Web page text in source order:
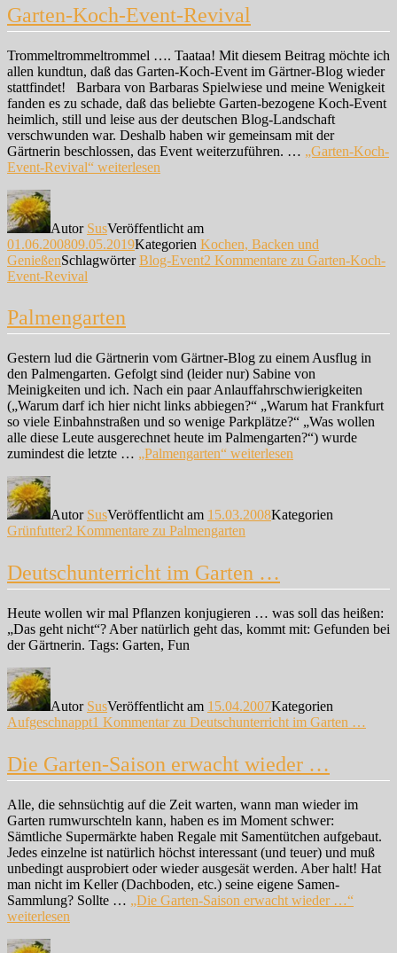
Garten-Koch-Event-Revival
Trommeltrommeltrommel …. Taataa! Mit diesem Beitrag möchte ich
allen kundtun, daß das Garten-Koch-Event im Gärtner-Blog wieder
stattfindet! Barbara von Barbaras Spielwiese und meine Wenigkeit
fanden es zu schade, daß das beliebte Garten-bezogene Koch-Event
heimlich, still und leise aus der deutschen Blog-Landschaft
verschwunden war. Deshalb haben wir gemeinsam mit der
Gärtnerin beschlossen, das Event weiterzuführen. … „Garten-Koch-
Event-Revival“ weiterlesen
Autor SusVeröffentlicht am
01.06.200809.05.2019Kategorien Kochen, Backen und
GenießenSchlagwörterBlog-Event2 Kommentare zu Garten-Koch-
Event-Revival
Palmengarten
Gestern lud die Gärtnerin vom Gärtner-Blog zu einem Ausflug in
den Palmengarten. Gefolgt sind (leider nur) Sabine von
Meinigkeiten und ich. Nach ein paar Anlauffahrschwierigkeiten
(„Warum darf ich hier nicht links abbiegen?“ „Warum hat Frankfurt
so viele Einbahnstraßen und so wenige Parkplätze?“ „Was wollen
alle diese Leute ausgerechnet heute im Palmengarten?“) wurde
zumindest die letzte … „Palmengarten“ weiterlesen
Autor SusVeröffentlicht am 15.03.2008Kategorien
Grünfutter2 Kommentare zu Palmengarten
Deutschunterricht im Garten …
Heute wollen wir mal Pflanzen konjugieren … was soll das heißen:
„Das geht nicht“? Aber natürlich geht das, kommt mit: Gefunden bei
der Gärtnerin. Tags: Garten, Fun
Autor SusVeröffentlicht am 15.04.2007Kategorien
Aufgeschnappt1 Kommentarzu Deutschunterricht im Garten …
Die Garten-Saison erwacht wieder …
Alle, die sehnsüchtig auf die Zeit warten, wann man wieder im
Garten rumwurschteln kann, haben es im Moment schwer:
Sämtliche Supermärkte haben Regale mit Samentütchen aufgebaut.
Jedes einzelne ist natürlich höchst interessant (und teuer) und muß
unbedingt ausprobiert oder wieder ausgesät werden. Aber halt! Hat
man nicht im Keller (Dachboden, etc.) seine eigene Samen-
Sammlung? Sollte … „Die Garten-Saison erwacht wieder …“
weiterlesen